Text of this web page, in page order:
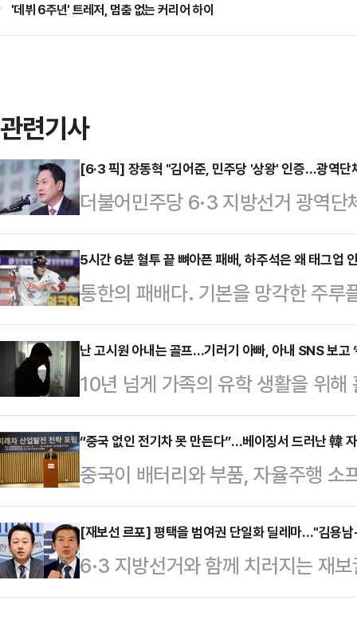
'데뷔 6주년' 트레저, 멈춤 없는 커리어 하이
관련기사
[6·3 픽] 장동혁 "김어준, 민주당 '상왕' 인증…광역단
더불어민주당 6·3 지방선거 광역
에 출연해 후원금 모금 홍보에 열을
는 "김 씨가 진짜 민주당 상왕임을
스북을 통해 "정원오·추미애·전재
장 후보 중 14명이 김 씨 앞에 머리
명 대통령은 감방 가지 않으려다 산
가 표 날리는 판"이라면서 "후원금
에 없…
5시간 6분 혈투 끝 뼈아픈 패배, 하주석은 왜 태그업
통한의 패배다. 기본을 망각한 주루
한화 이글스는 8일 대전 한화생명
SOL KBO리그 정규시즌 홈 경기
날 양 팀의 맞대결은 무려 5시간 6
다 쏟아부으며 총력전을 펼쳤고, 혈
을 수밖에 없다.특히 한화는 9회 절
남겼다.8회초까지 6-8로 끌려가며
라붙은 뒤…
난 고시원 아내는 골프…기러기 아빠, 아내 SNS 보고 ‘
10년 넘게 가족의 유학 생활을 위해
미국에서 여유로운 생활을 이어가
며 이혼을 고민하고 있다는 사연이
사의 상담소’에는 제약회사 영업
씨의 사연이 소개됐다.A 씨는 “딸
게 기러기 아빠로 지내왔다. 조그마
돈을 아꼈고 번 돈의 대부분을 아내
10년간…
“중국 없인 전기차 못 만든다”…베이징서 드러난 韓
중국이 배터리와 부품, 자율주행 소
하면서 글로벌 완성차 업체들이 중
습이 뚜렷해지고 있다. 업계에서는
국내 자동차 산업의 생산기반 약화
있다는 우려가 나온다.한국모빌리
[재보선 르포] 평택을 범여권 단일화 딜레마…"김용
6·3 지방선거와 함께 치러지는 재
격전지 중 하나로 떠오르고 있다.